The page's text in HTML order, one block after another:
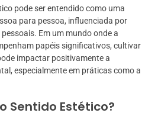
pode ser entendido como uma
para pessoa, influenciada por
Em um mundo onde a
papéis significativos, cultivar
impactar positivamente a
especialmente em práticas como a
Sentido Estético?